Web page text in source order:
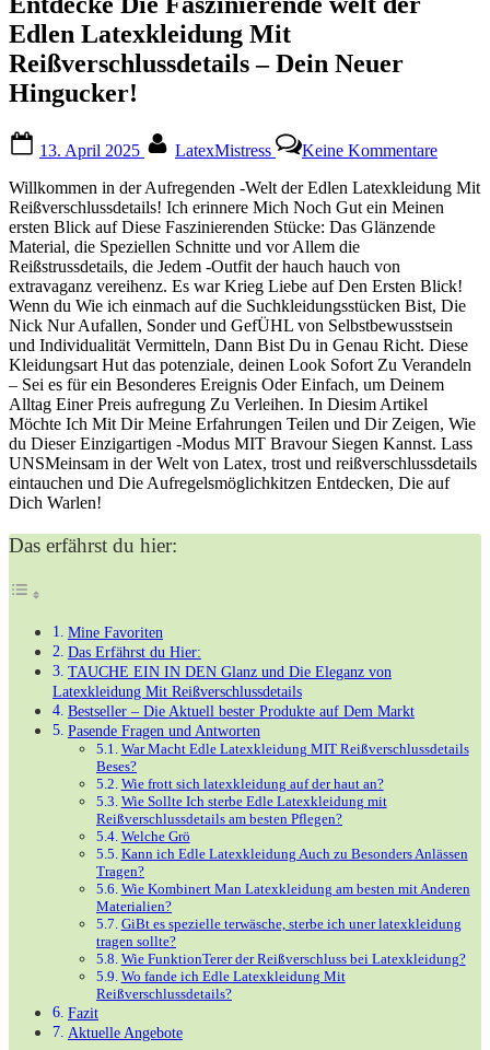
Edlen Latexkleidung Mit
Reißverschlussdetails – Dein Neuer
Hingucker!
on
13. April 2025 LatexMistress Keine Kommentare
Die
welt
Mit
–
Dein
Neuer
Willkommen ‌in ‌der ⁤Aufregenden -Welt der⁤ Edlen Latexkleidung Mit⁣
Reißverschlussdetails! Ich ⁤erinnere Mich ‍Noch Gut ein Meinen
ersten Blick auf Diese Faszinierenden Stücke: Das Glänzende
Material, die Speziellen Schnitte und vor Allem die
Reißstrussdetails, die Jedem -Outfit der hauch hauch von
‍extravaganz⁣ vereihenz.⁤ Es war Krieg Liebe⁢ auf Den⁢ Ersten Blick!
Wenn du Wie ich ​einmach auf die Suchkleidungsstücken Bist, Die
⁤Nick⁢ Nur ⁢Aufallen, Sonder und GefÜHL von Selbstbewusstsein
und ⁣Individualität ⁢Vermitteln, Dann Bist Du in Genau​ Richt. Diese
Kleidungsart Hut das potenziale, deinen Look Sofort Zu ​Verandeln
– Sei es für ein Besonderes Ereignis‍ Oder Einfach, um Deinem
Alltag Einer ⁢Preis​ aufregung ⁢Zu Verleihen. In Diesim ‍Artikel
Möchte Ich Mit Dir Meine Erfahrungen Teilen und ‍Dir Zeigen, Wie
du Dieser Einzigartigen -Modus MIT ‌Bravour Siegen Kannst. Lass
UNSMeinsam in ‌der ⁤Welt von Latex, trost und reißverschlussdetails
eintauchen‌ und Die Aufregelsmöglichkitzen Entdecken, Die auf
Dich Warlen!
Das erfährst du hier:
Mine ⁤Favoriten
Das Erfährst du Hier:
TAUCHE EIN‍ IN ⁣DEN Glanz und Die Eleganz von
Latexkleidung Mit Reißverschlussdetails
Bestseller⁢ – Die Aktuell⁣ bester Produkte ‍auf Dem Markt
Pasende ​Fragen und Antworten
War Macht Edle Latexkleidung MIT ⁤Reißverschlussdetails
Beses?
Wie frott sich⁢ latexkleidung auf der ⁣haut an?
Wie Sollte Ich sterbe Edle Latexkleidung mit
Reißverschlussdetails am besten Pflegen?
Welche ⁤Grö
Kann ⁣ich Edle Latexkleidung Auch zu Besonders Anlässen
Tragen?
Wie Kombinert Man Latexkleidung ​am besten mit Anderen⁤
Materialien?
GiBt es ⁢spezielle terwäsche, sterbe ich ⁢uner ⁤latexkleidung
tragen ​sollte?
Wie FunktionTerer der Reißverschluss bei Latexkleidung?
Wo fande‌ ich Edle ⁤Latexkleidung Mit
Reißverschlussdetails?
Fazit
Aktuelle Angebote